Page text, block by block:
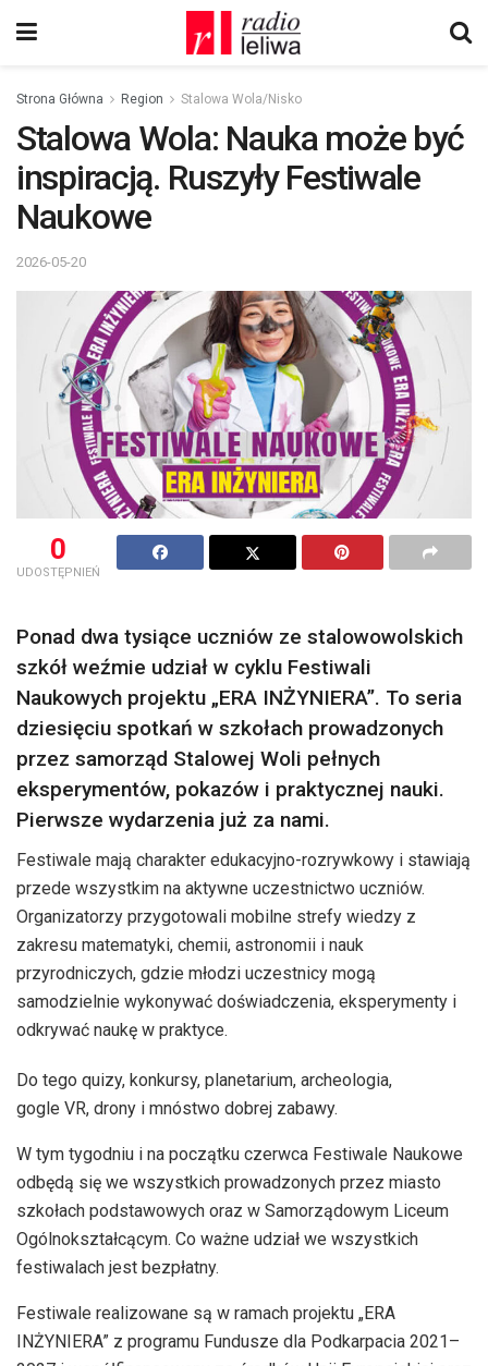
Strona Główna Region Stalowa Wola/Nisko
Stalowa Wola: Nauka może być
inspiracją. Ruszyły Festiwale
Naukowe
2026-05-20
0
UDOSTĘPNIEŃ
Ponad dwa tysiące uczniów ze stalowowolskich
szkół weźmie udział w cyklu Festiwali
Naukowych projektu „ERA INŻYNIERA”. To seria
dziesięciu spotkań w szkołach prowadzonych
przez samorząd Stalowej Woli pełnych
eksperymentów, pokazów i praktycznej nauki.
Pierwsze wydarzenia już za nami.
Festiwale mają charakter edukacyjno-rozrywkowy i stawiają
przede wszystkim na aktywne uczestnictwo uczniów.
Organizatorzy przygotowali mobilne strefy wiedzy z
zakresu matematyki, chemii, astronomii i nauk
przyrodniczych, gdzie młodzi uczestnicy mogą
samodzielnie wykonywać doświadczenia, eksperymenty i
odkrywać naukę w praktyce.
Do tego quizy, konkursy, planetarium, archeologia,
gogle VR, drony i mnóstwo dobrej zabawy.
W tym tygodniu i na początku czerwca Festiwale Naukowe
odbędą się we wszystkich prowadzonych przez miasto
szkołach podstawowych oraz w Samorządowym Liceum
Ogólnokształcącym. Co ważne udział we wszystkich
festiwalach jest bezpłatny.
Festiwale realizowane są w ramach projektu „ERA
INŻYNIERA” z programu Fundusze dla Podkarpacia 2021–